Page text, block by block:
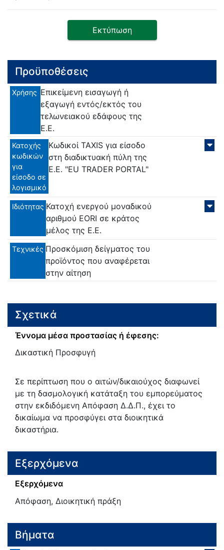
Εκτύπωση
Προϋποθέσεις
Χρήσης Επικείμενη εισαγωγή ή
εξαγωγή εντός/εκτός του
τελωνειακού εδάφους της
Ε.Ε.
Κατοχής
κωδικών
για
είσοδο σε
λογισμικό
Κωδικοί TAXIS για είσοδο
στη διαδικτυακή πύλη της
Ε.Ε. "EU TRADER PORTAL"
Ιδιότητας Κατοχή ενεργού μοναδικού
αριθμού EORI σε κράτος
μέλος της Ε.Ε.
Τεχνικές Προσκόμιση δείγματος του
προϊόντος που αναφέρεται
στην αίτηση
Σχετικά
Έννομα μέσα προστασίας ή έφεσης:
Δικαστική Προσφυγή
Σε περίπτωση που ο αιτών/δικαιούχος διαφωνεί
με τη δασμολογική κατάταξη του εμπορεύματος
στην εκδιδόμενη Απόφαση Δ.Δ.Π., έχει το
δικαίωμα να προσφύγει στα διοικητικά
δικαστήρια.
Εξερχόμενα
Εξερχόμενα
Απόφαση, Διοικητική πράξη
Βήματα